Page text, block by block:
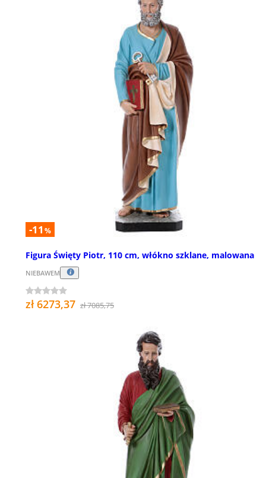
-11 %
Figura Święty Piotr, 110 cm, włókno szklane, malowana
NIEBAWEM
zł 6273,37 zł 7085,75